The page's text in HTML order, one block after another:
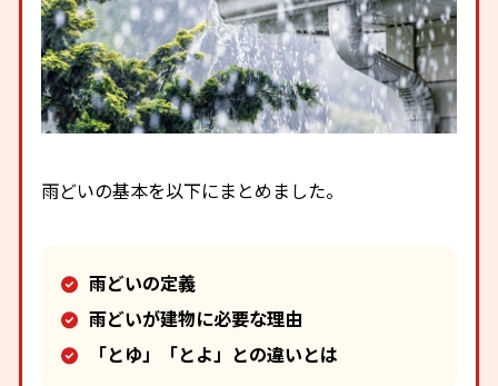
雨どいの基本を以下にまとめました。
雨どいの定義
雨どいが建物に必要な理由
「とゆ」「とよ」との違いとは